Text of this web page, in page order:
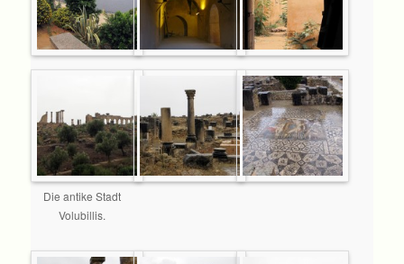
Die antike Stadt
Volubillis.